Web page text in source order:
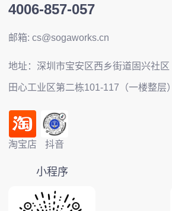
4006-857-057
邮箱: cs@sogaworks.cn
地址：深圳市宝安区西乡街道固兴社区
田心工业区第二栋101-117（一楼整层）
淘宝店 抖音
小程序